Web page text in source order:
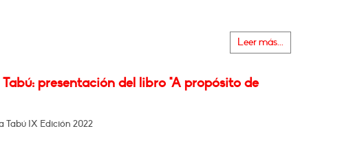
Leer más...
presentación del libro "A propósito de
Tabú IX Edición 2022